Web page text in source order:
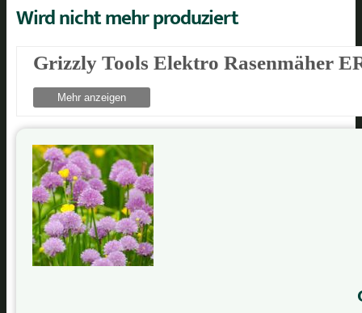
Wird nicht mehr produziert
Grizzly Tools Elektro Rasenmäher
Mehr anzeigen